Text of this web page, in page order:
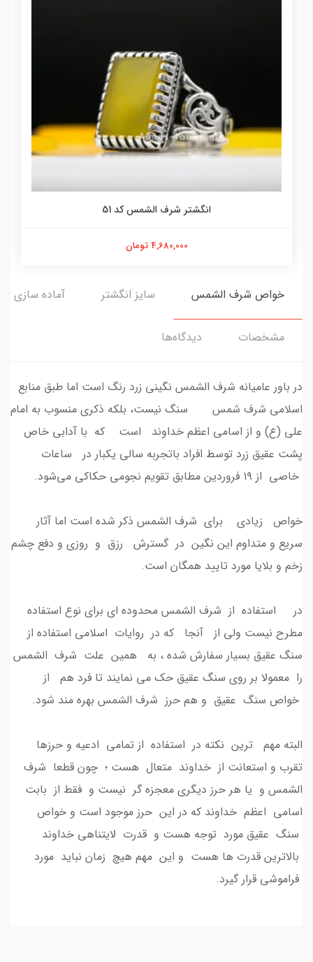
انگشتر شرف الشمس کد 51
4,680,000 تومان
خواص شرف الشمس سایز انگشتر آماده سازی و
مشخصات دیدگاه‌ها
در باور عامیانه شرف الشمس نگینی زرد رنگ است اما طبق منابع
اسلامی شرف شمس سنگ نیست، بلکه ذکری منسوب به امام
علی (ع) و از اسامی اعظم خداوند است که با آدابی خاص
پشت عقیق زرد توسط افراد باتجربه سالی یکبار در ساعات
خاصی از ۱۹ فروردین مطابق تقویم‌ نجومی حکاکی می‌شود.
خواص زیادی برای شرف الشمس ذکر شده است اما آثار
سریع و متداوم این نگین در گسترش رزق و روزی و دفع چشم
زخم و بلایا مورد تایید همگان است.
در استفاده از شرف الشمس محدوده ای برای نوع استفاده
مطرح نیست ولی از آنجا که در روایات اسلامی استفاده از
سنگ عقیق بسیار سفارش شده ، به همین علت شرف الشمس
را معمولا بر روی سنگ عقیق حک می نمایند تا فرد هم از
خواص سنگ عقیق و هم حرز شرف الشمس بهره مند شود.
البته مهم ترین نکته در استفاده از تمامی ادعیه و حرزها
تقرب و استعانت از خداوند متعال هست ؛ چون قطعا شرف
الشمس و یا هر حرز دیگری معجزه گر نیست و فقط از بابت
اسامی اعظم خداوند که در این حرز موجود است و خواص
سنگ عقیق مورد توجه هست و قدرت لایتناهی خداوند
بالاترین قدرت ها هست و این مهم هیچ زمان نباید مورد
فراموشی قرار گیرد.